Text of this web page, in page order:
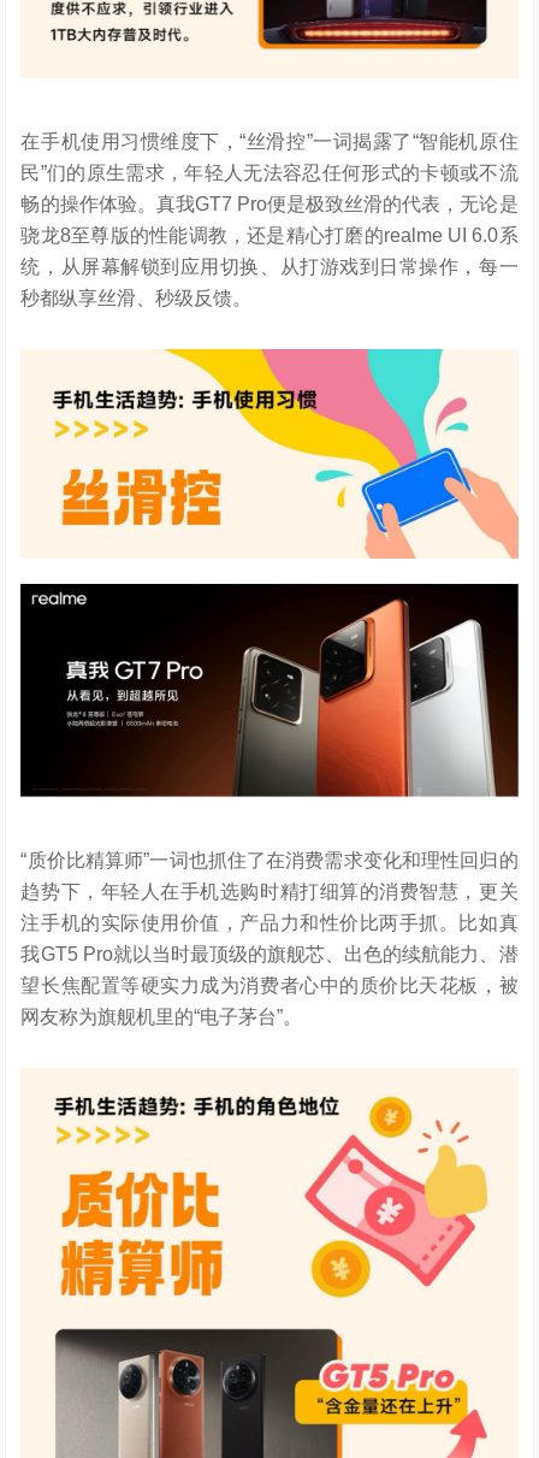
在手机使用习惯维度下，“丝滑控”一词揭露了“智能机原住
民”们的原生需求，年轻人无法容忍任何形式的卡顿或不流
畅的操作体验。真我GT7 Pro便是极致丝滑的代表，无论是
骁龙8至尊版的性能调教，还是精心打磨的realme UI 6.0系
统，从屏幕解锁到应用切换、从打游戏到日常操作，每一
秒都纵享丝滑、秒级反馈。
“质价比精算师”一词也抓住了在消费需求变化和理性回归的
趋势下，年轻人在手机选购时精打细算的消费智慧，更关
注手机的实际使用价值，产品力和性价比两手抓。比如真
我GT5 Pro就以当时最顶级的旗舰芯、出色的续航能力、潜
望长焦配置等硬实力成为消费者心中的质价比天花板，被
网友称为旗舰机里的“电子茅台”。